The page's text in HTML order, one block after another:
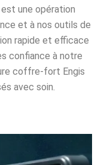
une opération
et à nos outils de
rapide et efficace
confiance à notre
coffre-fort Engis
avec soin.